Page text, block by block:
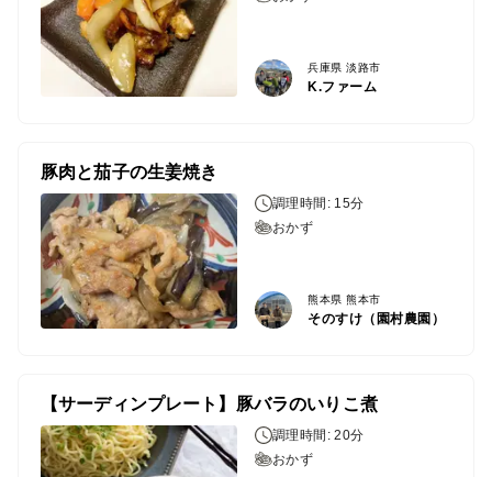
兵庫県 淡路市
K.ファーム
豚肉と茄子の生姜焼き
調理時間: 15分
おかず
熊本県 熊本市
そのすけ（園村農園）
【サーディンプレート】豚バラのいりこ煮
調理時間: 20分
おかず